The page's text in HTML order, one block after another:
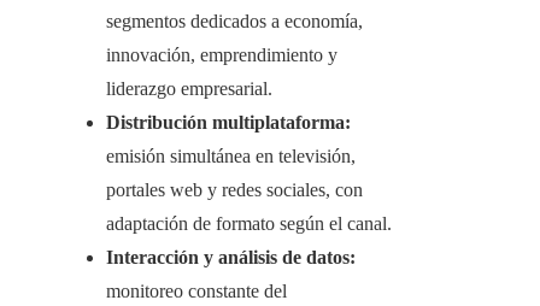
segmentos dedicados a economía,
innovación, emprendimiento y
liderazgo empresarial.
Distribución multiplataforma:
emisión simultánea en televisión,
portales web y redes sociales, con
adaptación de formato según el canal.
Interacción y análisis de datos:
monitoreo constante del